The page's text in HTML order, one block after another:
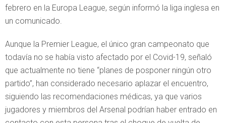
febrero en la Europa League, según informó la liga inglesa en
un comunicado.
Aunque la Premier League, el único gran campeonato que
todavía no se había visto afectado por el Covid-19, señaló
que actualmente no tiene “planes de posponer ningún otro
partido”, han considerado necesario aplazar el encuentro,
siguiendo las recomendaciones médicas, ya que varios
jugadores y miembros del Arsenal podrían haber entrado en